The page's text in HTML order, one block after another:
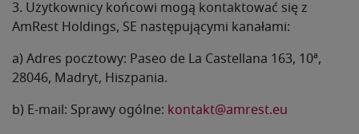
3. Użytkownicy końcowi mogą kontaktować się z
AmRest Holdings, SE następującymi kanałami:
a) Adres pocztowy: Paseo de La Castellana 163, 10ª,
28046, Madryt, Hiszpania.
b) E-mail: Sprawy ogólne: kontakt@amrest.eu